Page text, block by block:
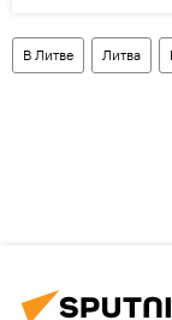
В Литве Литва